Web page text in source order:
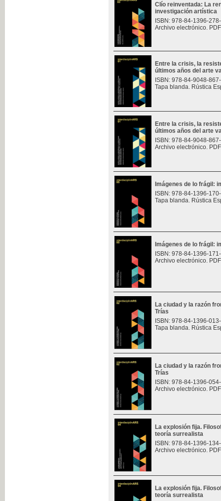
Clío reinventada: La
investigación artística
ISBN: 978-84-1396-
Archivo electrónico.
Entre la crisis, la
últimos años del arte
ISBN: 978-84-9048-
Tapa blanda. Rústica
Entre la crisis, la
últimos años del arte
ISBN: 978-84-9048-
Archivo electrónico.
Imágenes de lo frágil:
ISBN: 978-84-1396-
Tapa blanda. Rústica
Imágenes de lo frágil:
ISBN: 978-84-1396-
Archivo electrónico.
La ciudad y la razón
Trías
ISBN: 978-84-1396-
Tapa blanda. Rústica
La ciudad y la razón
Trías
ISBN: 978-84-1396-
Archivo electrónico.
La explosión fija.
teoría surrealista
ISBN: 978-84-1396-
Archivo electrónico.
La explosión fija.
teoría surrealista